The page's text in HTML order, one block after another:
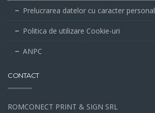
Prelucrarea datelor cu caracter personal
Politica de utilizare Cookie-uri
ANPC
CONTACT
ROMCONECT PRINT & SIGN SRL